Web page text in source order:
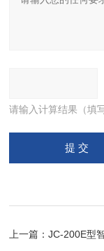
请输入计算结果（填
上一篇：JC-200E型